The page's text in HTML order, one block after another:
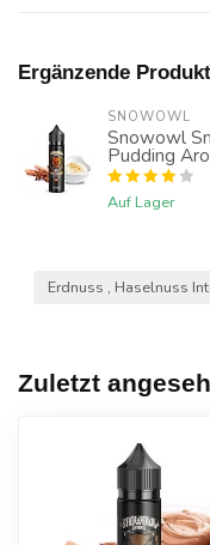
Ergänzende
SNOWOWL
Snowowl
Pudding
Auf Lager
Erdnuss , Haselnuss
Zuletzt